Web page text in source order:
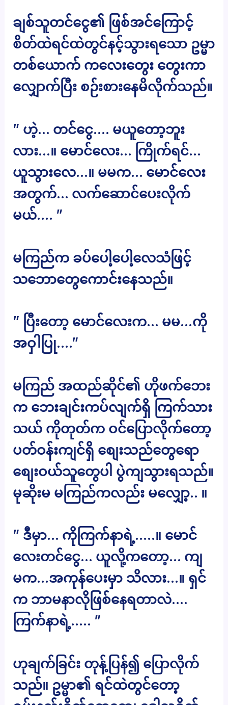
ချစ်သူတင်ငွေ၏ ဖြစ်အင်ကြောင့်
စိတ်ထဲရင်ထဲတွင်နင့်သွားရသော ဥမ္မာ
တစ်ယောက် ကလေးတွေး တွေးကာ
လျှောက်ပြီး စဉ်းစားနေမိလိုက်သည်။
” ဟဲ့… တင်ငွေ…. မယူတော့ဘူး
လား…။ မောင်လေး… ကြိုက်ရင်…
ယူသွားလေ…။ မမက… မောင်လေး
အတွက်… လက်ဆောင်ပေးလိုက်
မယ်…. ”
မကြည်က ခပ်ပေါ့ပေါ့လေသံဖြင့်
သဘောတွေကောင်းနေသည်။
” ပြီးတော့ မောင်လေးက… မမ…ကို
အဝှါပြု….”
မကြည် အထည်ဆိုင်၏ ဟိုဖက်ဘေး
က ဘေးချင်းကပ်လျက်ရှိ ကြက်သား
သယ် ကိုတုတ်က ဝင်ပြောလိုက်တော့
ပတ်ဝန်းကျင်ရှိ စျေးသည်တွေရော
စျေးဝယ်သူတွေပါ ပွဲကျသွားရသည်။
မုဆိုးမ မကြည်ကလည်း မလျှော့.. ။
” ဒီမှာ… ကိုကြက်နာရဲ့…..။ မောင်
လေးတင်ငွေ… ယူလို့ကတော့… ကျ
မက…အကုန်ပေးမှာ သိလား…။ ရှင်
က ဘာမနာလိုဖြစ်နေရတာလဲ….
ကြက်နာရဲ့….. ”
ဟုချက်ခြင်း တုန့်ပြန်၍ ပြောလိုက်
သည်။ ဥမ္မာ၏ ရင်ထဲတွင်တော့